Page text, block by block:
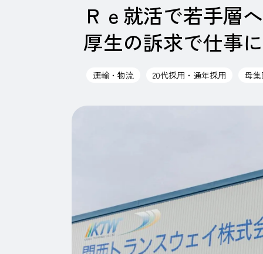
Ｒｅ就活で若手層
厚生の訴求で仕事
運輸・物流 20代採用・通年採用 母